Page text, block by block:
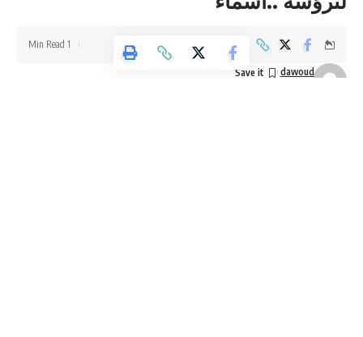
dawoud
1 Min Read